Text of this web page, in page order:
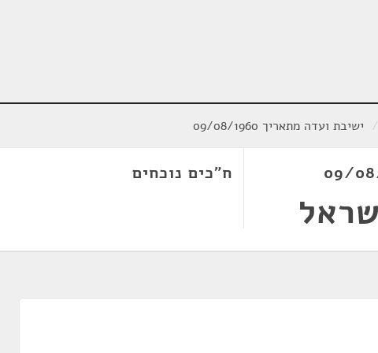
/ ישיבת ועדה מתאריך 09/08/1960
ח"כים נוכחים